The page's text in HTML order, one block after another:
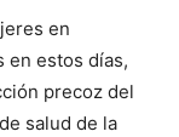
en
en estos días,
precoz del
salud de la